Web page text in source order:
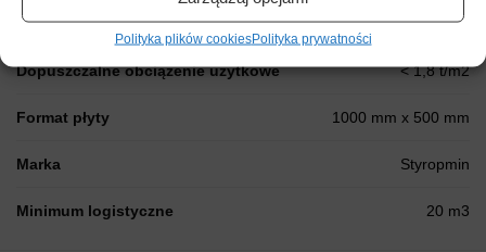
Polityka plików cookiesPolityka prywatności
Naprężenia ściskające ≥ 60 [kPa]
Dopuszczalne obciążenie użytkowe < 1,8 t/m2
Format płyty 1000 mm x 500 mm
Marka Styropmin
Minimum logistyczne 20 m3